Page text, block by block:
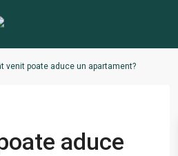
venit poate aduce un apartament?
house money
aduce